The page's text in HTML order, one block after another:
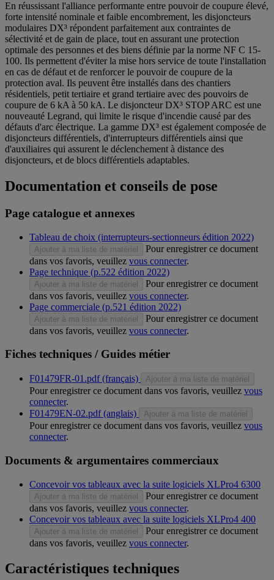
En réussissant l'alliance performante entre pouvoir de coupure élevé,
forte intensité nominale et faible encombrement, les disjoncteurs
modulaires DX³ répondent parfaitement aux contraintes de
sélectivité et de gain de place, tout en assurant une protection
optimale des personnes et des biens définie par la norme NF C 15-
100. Ils permettent d'éviter la mise hors service de toute l'installation
en cas de défaut et de renforcer le pouvoir de coupure de la
protection aval. Ils peuvent être installés dans des chantiers
résidentiels, petit tertiaire et grand tertiaire avec des pouvoirs de
coupure de 6 kA à 50 kA. Le disjoncteur DX³ STOP ARC est une
nouveauté Legrand, qui limite le risque d'incendie causé par des
défauts d'arc électrique. La gamme DX³ est également composée de
disjoncteurs différentiels, d'interrupteurs différentiels ainsi que
d'auxiliaires qui assurent le déclenchement à distance des
disjoncteurs, et de blocs différentiels adaptables.
Documentation et conseils de pose
Page catalogue et annexes
Tableau de choix (interrupteurs-sectionneurs édition 2022)
Ajouter à ma liste de matériel
Pour enregistrer ce document
dans vos favoris, veuillez vous connecter.
Page technique (p.522 édition 2022)
Ajouter à ma liste de matériel
Pour enregistrer ce document
dans vos favoris, veuillez vous connecter.
Page commerciale (p.521 édition 2022)
Ajouter à ma liste de matériel
Pour enregistrer ce document
dans vos favoris, veuillez vous connecter.
Fiches techniques / Guides métier
F01479FR-01.pdf (français) Ajouter à ma liste de matériel
Pour enregistrer ce document dans vos favoris, veuillez vous
connecter.
F01479EN-02.pdf (anglais)
Ajouter à ma liste de matériel
Pour enregistrer ce document dans vos favoris, veuillez vous
connecter.
Documents & argumentaires commerciaux
Concevoir vos tableaux avec la suite logiciels XLPro4 6300
Ajouter à ma liste de matériel
Pour enregistrer ce document
dans vos favoris, veuillez vous connecter.
Concevoir vos tableaux avec la suite logiciels XLPro4 400
Ajouter à ma liste de matériel
Pour enregistrer ce document
dans vos favoris, veuillez vous connecter.
Caractéristiques techniques